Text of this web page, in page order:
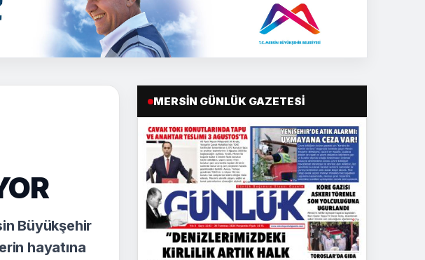
Büyükşehir
hayatına
MERSIN GÜNLÜK GAZETESI